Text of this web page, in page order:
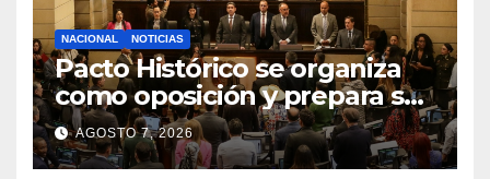
NACIONAL NOTICIAS
Pacto Histórico se organiza
como oposición y prepara su
agenda frente al Gobierno
de Abelardo de la Espriella
AGOSTO 7, 2026